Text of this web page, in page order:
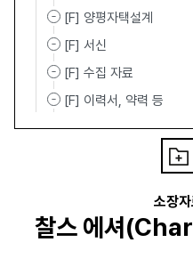
[F] 양평자택설계
[F] 서신
[F] 수집 자료
[F] 이력서, 약력 등
소장자
찰스 에셔